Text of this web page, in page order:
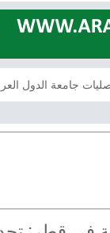
جامعة الدول